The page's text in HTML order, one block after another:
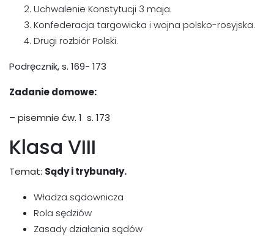
Uchwalenie Konstytucji 3 maja.
Konfederacja targowicka i wojna polsko-rosyjska.
Drugi rozbiór Polski.
Podręcznik, s. 169- 173
Zadanie domowe:
– pisemnie ćw. 1 s. 173
Klasa VIII
Temat: Sądy i trybunały.
Władza sądownicza
Rola sędziów
Zasady działania sądów